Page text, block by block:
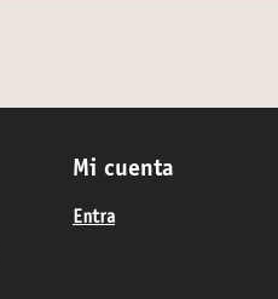
Mi cuenta
Entra